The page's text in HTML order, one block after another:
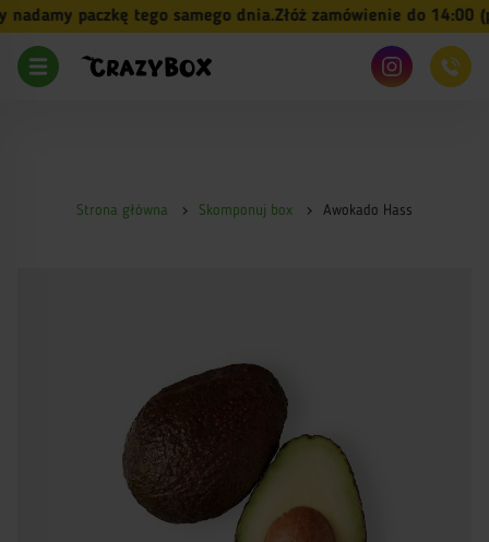
paczkę tego samego dnia.Złóż zamówienie do 14:00
Strona główna Skomponuj box Awokado Hass